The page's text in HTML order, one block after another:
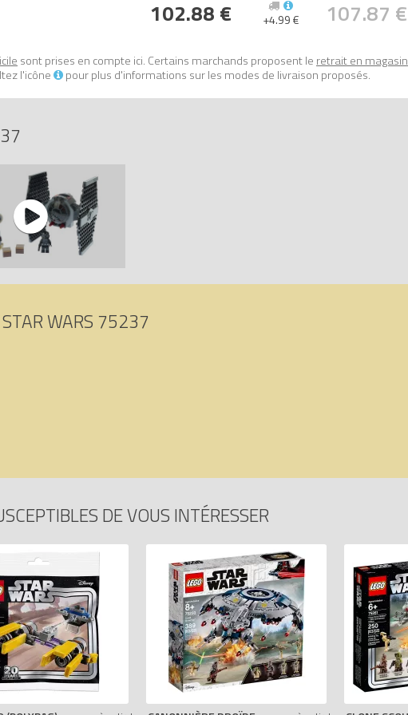
102.88 € 107.87 €
+4.99 €
sont prises en compte ici. Certains marchands proposent le retrait en magasin
l'icône
pour plus d'informations sur les modes de livraison proposés.
WARS 75237
DE VOUS INTÉRESSER